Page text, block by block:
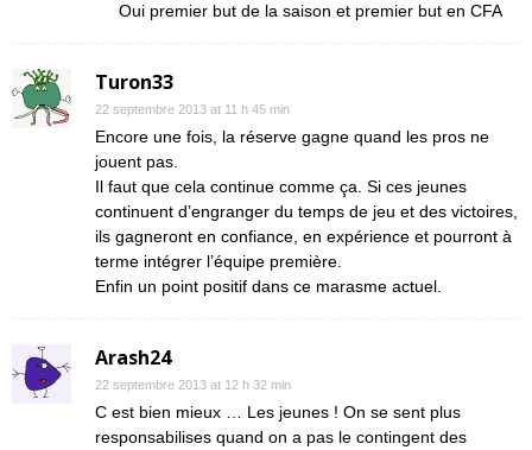
Oui premier but de la saison et premier but en CFA
Turon33
22 septembre 2013 at 11 h 45 min
Encore une fois, la réserve gagne quand les pros ne
jouent pas.
Il faut que cela continue comme ça. Si ces jeunes
continuent d’engranger du temps de jeu et des victoires,
ils gagneront en confiance, en expérience et pourront à
terme intégrer l’équipe première.
Enfin un point positif dans ce marasme actuel.
Arash24
22 septembre 2013 at 12 h 32 min
C est bien mieux … Les jeunes ! On se sent plus
responsabilises quand on a pas le contingent des